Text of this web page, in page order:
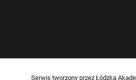
Serwis tworzony przez Łódzką